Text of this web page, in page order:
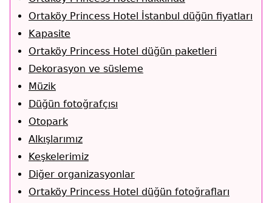
Ortaköy Princess Hotel İstanbul düğün fiyatları
Kapasite
Ortaköy Princess Hotel düğün paketleri
Dekorasyon ve süsleme
Müzik
Düğün fotoğrafçısı
Otopark
Alkışlarımız
Keşkelerimiz
Diğer organizasyonlar
Ortaköy Princess Hotel düğün fotoğrafları